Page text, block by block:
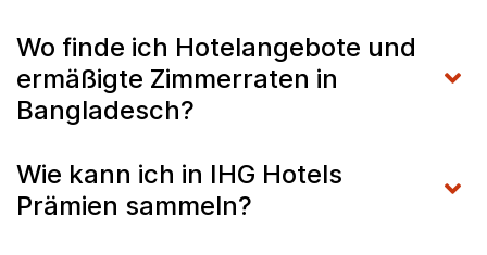
Wo finde ich Hotelangebote und
ermäßigte Zimmerraten in
Bangladesch?
Wie kann ich in IHG Hotels
Prämien sammeln?